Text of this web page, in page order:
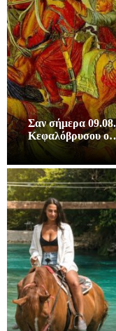
Σαν σήμερα
Κεφαλόβρυσου